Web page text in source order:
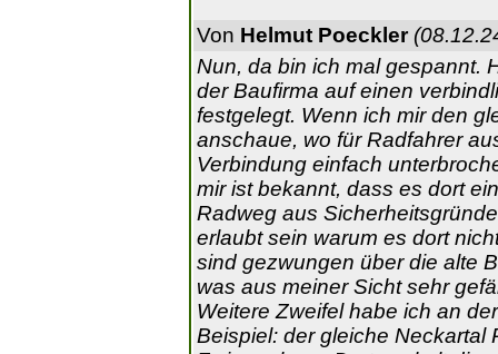
Von Helmut Poeckler
Nun, da bin ich mal gespannt.
der Baufirma auf einen
festgelegt. Wenn ich mir den
anschaue, wo für Radfahrer
Verbindung einfach
mir ist bekannt, dass es dort
Radweg aus
erlaubt sein warum es dort
sind gezwungen über die alte
was aus meiner Sicht sehr
Weitere Zweifel habe ich an
Beispiel: der gleiche